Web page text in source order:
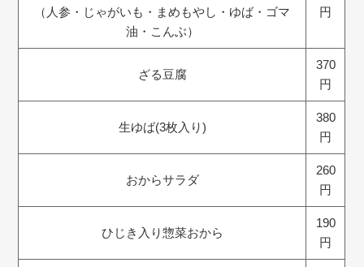
（人参・じゃがいも・まめもやし・ゆば・ゴマ
油・こんぶ）
円
ざる豆腐
370
円
生ゆば(3枚入り)
380
円
おからサラダ
260
円
ひじき入り惣菜おから
190
円